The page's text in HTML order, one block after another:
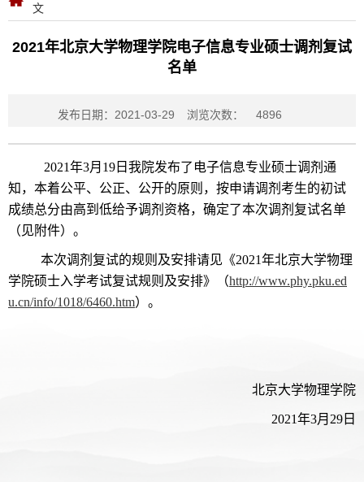
文
2021年北京大学物理学院电子信息专业硕士调剂复试
名单
发布日期：2021-03-29 浏览次数： 4896
2021年3月19日我院发布了电子信息专业硕士调剂通
知，本着公平、公正、公开的原则，按申请调剂考生的初试
成绩总分由高到低给予调剂资格，确定了本次调剂复试名单
（见附件）。
本次调剂复试的规则及安排请见《2021年北京大学物理
学院硕士入学考试复试规则及安排》（http://www.phy.pku.ed
u.cn/info/1018/6460.htm）。
北京大学物理学院
2021年3月29日